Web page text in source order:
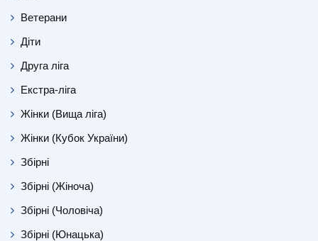
Ветерани
Діти
Друга ліга
Екстра-ліга
Жінки (Вища ліга)
Жінки (Кубок України)
Збірні
Збірні (Жіноча)
Збірні (Чоловіча)
Збірні (Юнацька)